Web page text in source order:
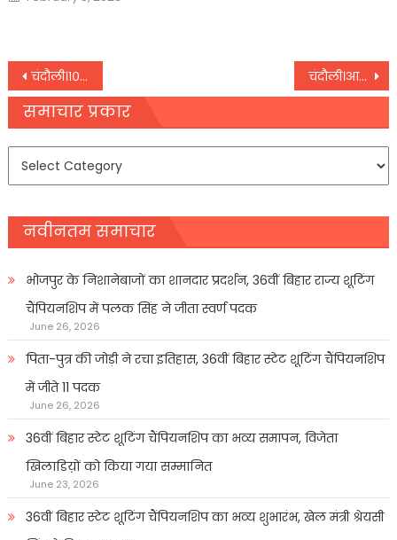
on
Post
navigation
चंदौली।१० महीनों से चन्द्रप्रभा बांध से पानी का हो रहा रिसाव चंदौली।आरोपियों को जेल भेजने तक लड़ी जायेगी लड़ाई:ओमप्रकाश
समाचार प्रकार
समाचार
नवीनतम समाचार
भोजपुर के निशानेबाजों का शानदार प्रदर्शन, 36वीं बिहार राज्य शूटिंग
चैंपियनशिप में पलक सिंह ने जीता स्वर्ण पदक
June 26, 2026
पिता-पुत्र की जोड़ी ने रचा इतिहास, 36वीं बिहार स्टेट शूटिंग चैंपियनशिप
में जीते 11 पदक
June 26, 2026
36वीं बिहार स्टेट शूटिंग चैंपियनशिप का भव्य समापन, विजेता
खिलाडिय़ों को किया गया सम्मानित
June 23, 2026
36वीं बिहार स्टेट शूटिंग चैंपियनशिप का भव्य शुभारंभ, खेल मंत्री श्रेयसी